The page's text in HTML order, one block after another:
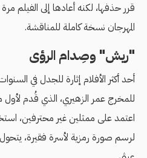
قرر حذفها، لكنه أعادها إلى الفيلم
المهرجان نسخة كاملة للمناقشة.
"ريش" وصِدام الرؤى
أحد أكثر الأفلام إثارة للجدل في
للمخرج عمر الزهيري، الذي قُدم
اعتمد على ممثلين غير محترفين،
لرسم صورة رمزية لأسرة فقيرة،